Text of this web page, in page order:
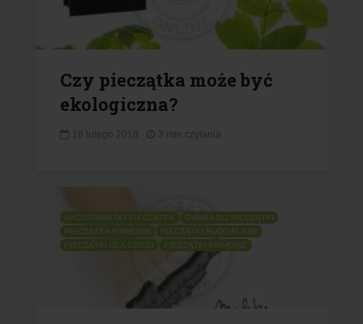
Czy pieczątka może być
ekologiczna?
18 lutego 2018 3 min czytania
AKCESORIA DO PIECZĄTEK
GUMKA DO PIECZĄTKI
PIECZĄTKA FIRMOWA
PIECZĄTKI BUDOWLANE
PIECZĄTKI DLA DZIECI
PIECZĄTKI FIRMOWE